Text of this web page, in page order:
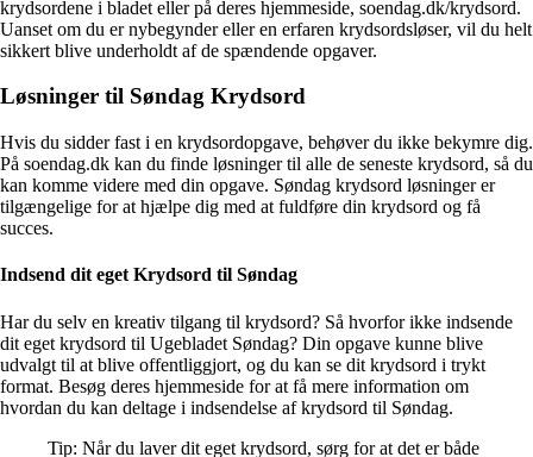
krydsordene i bladet eller på deres hjemmeside, soendag.dk/krydsord.
Uanset om du er nybegynder eller en erfaren krydsordsløser, vil du helt
sikkert blive underholdt af de spændende opgaver.
Løsninger til Søndag Krydsord
Hvis du sidder fast i en krydsordopgave, behøver du ikke bekymre dig.
På soendag.dk kan du finde løsninger til alle de seneste krydsord, så du
kan komme videre med din opgave. Søndag krydsord løsninger er
tilgængelige for at hjælpe dig med at fuldføre din krydsord og få
succes.
Indsend dit eget Krydsord til Søndag
Har du selv en kreativ tilgang til krydsord? Så hvorfor ikke indsende
dit eget krydsord til Ugebladet Søndag? Din opgave kunne blive
udvalgt til at blive offentliggjort, og du kan se dit krydsord i trykt
format. Besøg deres hjemmeside for at få mere information om
hvordan du kan deltage i indsendelse af krydsord til Søndag.
Tip: Når du laver dit eget krydsord, sørg for at det er både